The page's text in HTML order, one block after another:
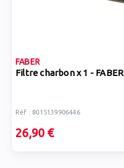
FABER
Filtre charbon x 1 - FABER
Réf : 8015139906446
26,90 €